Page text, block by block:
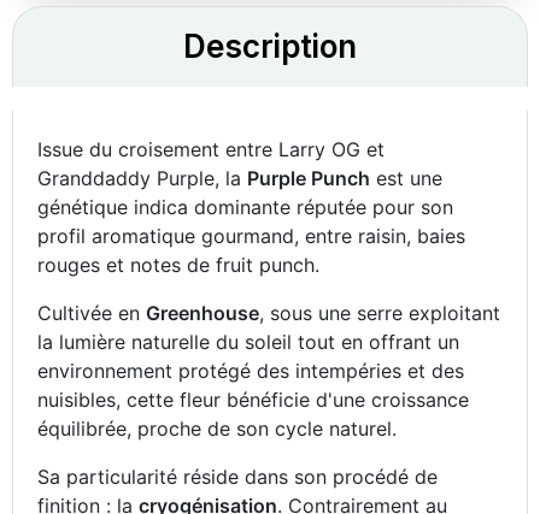
Description
Issue du croisement entre Larry OG et
Granddaddy Purple, la Purple Punch est une
génétique indica dominante réputée pour son
profil aromatique gourmand, entre raisin, baies
rouges et notes de fruit punch.
Cultivée en Greenhouse, sous une serre exploitant
la lumière naturelle du soleil tout en offrant un
environnement protégé des intempéries et des
nuisibles, cette fleur bénéficie d'une croissance
équilibrée, proche de son cycle naturel.
Sa particularité réside dans son procédé de
finition : la cryogénisation. Contrairement au